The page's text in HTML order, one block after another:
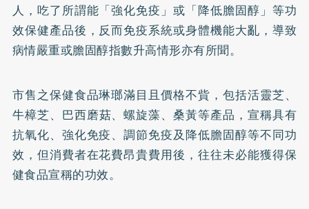
人，吃了所謂能「強化免疫」或「降低膽固醇」等功
效保健產品後，反而免疫系統或身體機能大亂，導致
病情嚴重或膽固醇指數升高情形亦有所聞。
市售之保健食品琳瑯滿目且價格不貲，包括活靈芝、
牛樟芝、巴西磨菇、螺旋藻、桑黃等產品，宣稱具有
抗氧化、強化免疫、調節免疫及降低膽固醇等不同功
效，但消費者在花費昂貴費用後，往往未必能獲得保
健食品宣稱的功效。